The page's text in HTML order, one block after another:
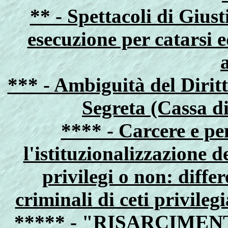
** - Spettacoli di
esecuzione per catarsi
*** - Ambiguità del
Segreta (Cassa
**** - Carcere e
l'istituzionalizzazione
privilegi o non:
criminali di ceti
***** -